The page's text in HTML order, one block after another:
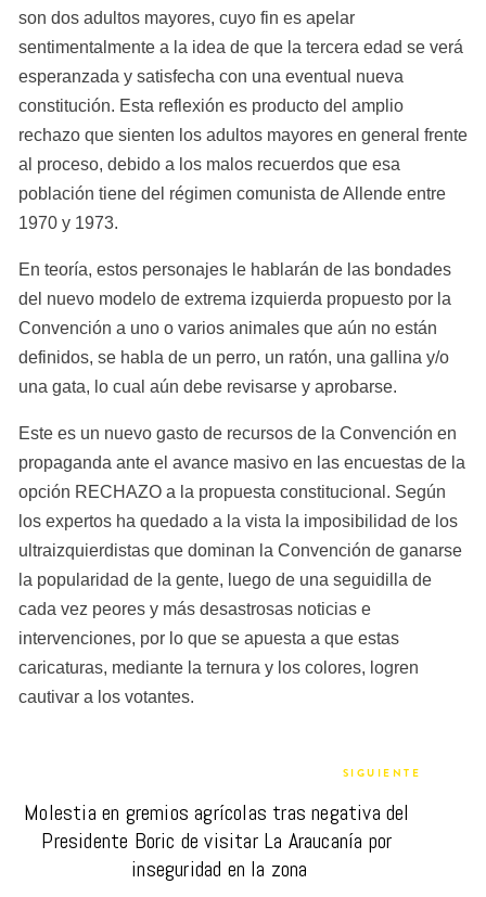
son dos adultos mayores, cuyo fin es apelar
sentimentalmente a la idea de que la tercera edad se verá
esperanzada y satisfecha con una eventual nueva
constitución. Esta reflexión es producto del amplio
rechazo que sienten los adultos mayores en general frente
al proceso, debido a los malos recuerdos que esa
población tiene del régimen comunista de Allende entre
1970 y 1973.
En teoría, estos personajes le hablarán de las bondades
del nuevo modelo de extrema izquierda propuesto por la
Convención a uno o varios animales que aún no están
definidos, se habla de un perro, un ratón, una gallina y/o
una gata, lo cual aún debe revisarse y aprobarse.
Este es un nuevo gasto de recursos de la Convención en
propaganda ante el avance masivo en las encuestas de la
opción RECHAZO a la propuesta constitucional. Según
los expertos ha quedado a la vista la imposibilidad de los
ultraizquierdistas que dominan la Convención de ganarse
la popularidad de la gente, luego de una seguidilla de
cada vez peores y más desastrosas noticias e
intervenciones, por lo que se apuesta a que estas
caricaturas, mediante la ternura y los colores, logren
cautivar a los votantes.
SIGUIENTE
Molestia en gremios agrícolas tras negativa del
Presidente Boric de visitar La Araucanía por
inseguridad en la zona